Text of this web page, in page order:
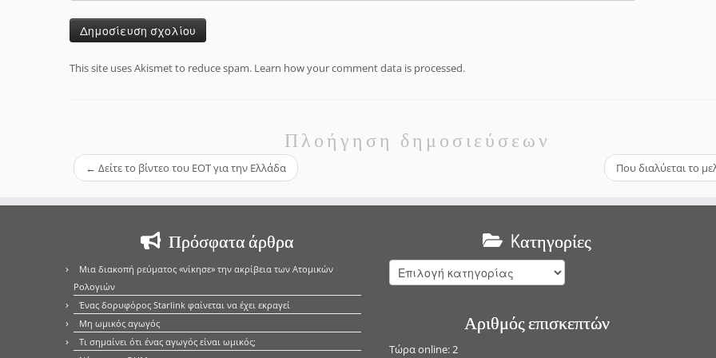
This site uses Akismet to reduce spam. Learn how your comment data is processed.
Πλοήγηση δημοσιεύσεων
← Δείτε το βίντεο του ΕΟΤ για την Ελλάδα Που διαλύεται το
Πρόσφατα άρθρα
Μια διακοπή ρεύματος «νίκησε» την ακρίβεια των Ατομικών
Ρολογιών
Ένας δορυφόρος Starlink φαίνεται να έχει εκραγεί
Μη ωμικός αγωγός
Τι σημαίνει ότι ένας αγωγός είναι ωμικός;
Kατηγορίες
Kατηγορίες
Αριθμός επισκεπτών
Τώρα online: 2